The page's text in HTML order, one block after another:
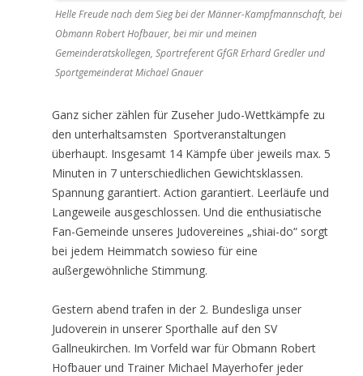
Helle Freude nach dem Sieg bei der Männer-Kampfmannschaft, bei
Obmann Robert Hofbauer, bei mir und meinen
Gemeinderatskollegen, Sportreferent GfGR Erhard Gredler und
Sportgemeinderat Michael Gnauer
Ganz sicher zählen für Zuseher Judo-Wettkämpfe zu
den unterhaltsamsten Sportveranstaltungen
überhaupt. Insgesamt 14 Kämpfe über jeweils max. 5
Minuten in 7 unterschiedlichen Gewichtsklassen.
Spannung garantiert. Action garantiert. Leerläufe und
Langeweile ausgeschlossen. Und die enthusiatische
Fan-Gemeinde unseres Judovereines „shiai-do“ sorgt
bei jedem Heimmatch sowieso für eine
außergewöhnliche Stimmung.
Gestern abend trafen in der 2. Bundesliga unser
Judoverein in unserer Sporthalle auf den SV
Gallneukirchen. Im Vorfeld war für Obmann Robert
Hofbauer und Trainer Michael Mayerhofer jeder